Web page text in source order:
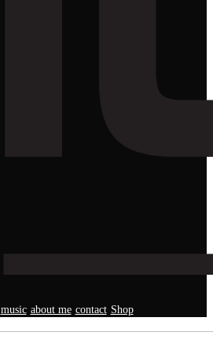
music about me contact Shop